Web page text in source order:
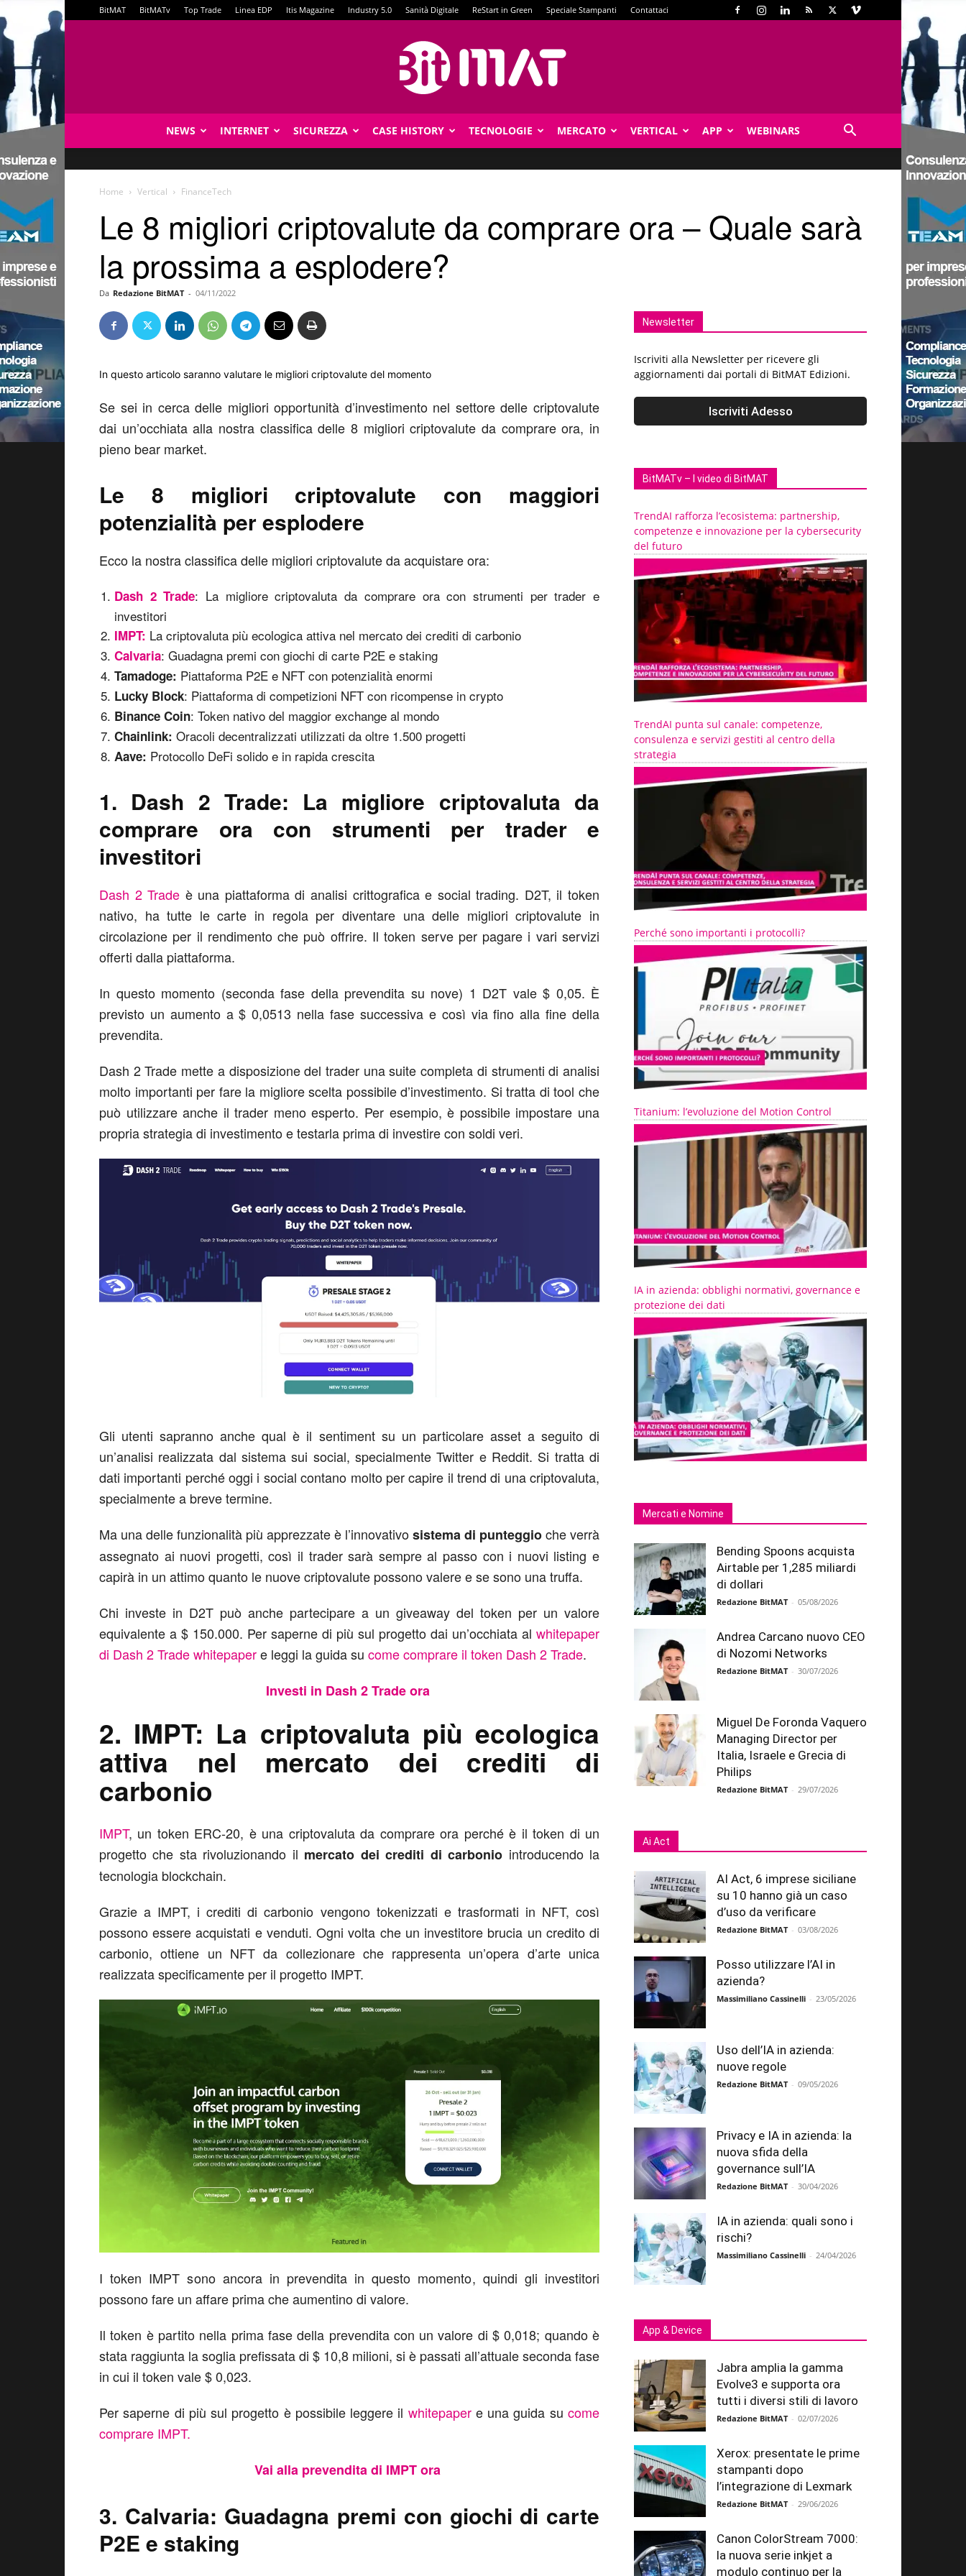
BitMAT BitMATv Top Trade Linea EDP Itis Magazine Industry 5.0 Sanità Digitale ReStart in Green Speciale Stampanti Contattaci
NEWS INTERNET SICUREZZA CASE HISTORY TECNOLOGIE MERCATO VERTICAL APP WEBINARS
Home Vertical FinanceTech
Le 8 migliori criptovalute da comprare ora – Quale sarà
la prossima a esplodere?
Da Redazione BitMAT - 04/11/2022
In questo articolo saranno valutare le migliori criptovalute del momento
Se sei in cerca delle migliori opportunità d’investimento nel settore delle criptovalute
dai un’occhiata alla nostra classifica delle 8 migliori criptovalute da comprare ora, in
pieno bear market.
Le 8 migliori criptovalute con maggiori
potenzialità per esplodere
Ecco la nostra classifica delle migliori criptovalute da acquistare ora:
Dash 2 Trade: La migliore criptovaluta da comprare ora con strumenti per trader e
investitori
IMPT: La criptovaluta più ecologica attiva nel mercato dei crediti di carbonio
Calvaria: Guadagna premi con giochi di carte P2E e staking
Tamadoge: Piattaforma P2E e NFT con potenzialità enormi
Lucky Block: Piattaforma di competizioni NFT con ricompense in crypto
Binance Coin: Token nativo del maggior exchange al mondo
Chainlink: Oracoli decentralizzati utilizzati da oltre 1.500 progetti
Aave: Protocollo DeFi solido e in rapida crescita
1. Dash 2 Trade: La migliore criptovaluta da
comprare ora con strumenti per trader e
investitori
Dash 2 Trade è una piattaforma di analisi crittografica e social trading. D2T, il token
nativo, ha tutte le carte in regola per diventare una delle migliori criptovalute in
circolazione per il rendimento che può offrire. Il token serve per pagare i vari servizi
offerti dalla piattaforma.
In questo momento (seconda fase della prevendita su nove) 1 D2T vale $ 0,05. È
previsto un aumento a $ 0,0513 nella fase successiva e così via fino alla fine della
prevendita.
Dash 2 Trade mette a disposizione del trader una suite completa di strumenti di analisi
molto importanti per fare la migliore scelta possibile d’investimento. Si tratta di tool che
può utilizzare anche il trader meno esperto. Per esempio, è possibile impostare una
propria strategia di investimento e testarla prima di investire con soldi veri.
Gli utenti sapranno anche qual è il sentiment su un particolare asset a seguito di
un’analisi realizzata dal sistema sui social, specialmente Twitter e Reddit. Si tratta di
dati importanti perché oggi i social contano molto per capire il trend di una criptovaluta,
specialmente a breve termine.
Ma una delle funzionalità più apprezzate è l’innovativosistema di punteggioche verrà
assegnato ai nuovi progetti, così il trader sarà sempre al passo con i nuovi listing e
capirà in un attimo quanto le nuove criptovalute possono valere e se sono una truffa.
Chi investe in D2T può anche partecipare a un giveaway del token per un valore
equivalente a $ 150.000. Per saperne di più sul progetto dai un’occhiata al whitepaper
di Dash 2 Trade whitepapere leggi la guida su come comprare il token Dash 2 Trade.
Investi in Dash 2 Trade ora
2. IMPT: La criptovaluta più ecologica
attiva nel mercato dei crediti di
carbonio
IMPT, un token ERC-20, è una criptovaluta da comprare ora perché è il token di un
progetto che sta rivoluzionando il mercato dei crediti di carbonio introducendo la
tecnologia blockchain.
Grazie a IMPT, i crediti di carbonio vengono tokenizzati e trasformati in NFT, così
possono essere acquistati e venduti. Ogni volta che un investitore brucia un credito di
carbonio, ottiene un NFT da collezionare che rappresenta un’opera d’arte unica
realizzata specificamente per il progetto IMPT.
I token IMPT sono ancora in prevendita in questo momento, quindi gli investitori
possono fare un affare prima che aumentino di valore.
Il token è partito nella prima fase della prevendita con un valore di $ 0,018; quando è
stata raggiunta la soglia prefissata di $ 10,8 milioni, si è passati all’attuale seconda fase
in cui il token vale $ 0,023.
Per saperne di più sul progetto è possibile leggere il whitepapere una guida sucome
comprare IMPT.
Vai alla prevendita di IMPT ora
3. Calvaria: Guadagna premi con giochi di carte
P2E e staking
Newsletter
Iscriviti alla Newsletter per ricevere gli
aggiornamenti dai portali di BitMAT Edizioni.
BitMATv – I video di BitMAT
TrendAI rafforza l’ecosistema: partnership,
competenze e innovazione per la cybersecurity
del futuro
TrendAI punta sul canale: competenze,
consulenza e servizi gestiti al centro della
strategia
Perché sono importanti i protocolli?
Titanium: l’evoluzione del Motion Control
IA in azienda: obblighi normativi, governance e
protezione dei dati
Mercati e Nomine
Bending Spoons acquista
Airtable per 1,285 miliardi
di dollari
Redazione BitMAT - 05/08/2026
Andrea Carcano nuovo CEO
di Nozomi Networks
Redazione BitMAT - 30/07/2026
Miguel De Foronda Vaquero
Managing Director per
Italia, Israele e Grecia di
Philips
Redazione BitMAT - 29/07/2026
Ai Act
AI Act, 6 imprese siciliane
su 10 hanno già un caso
d’uso da verificare
Redazione BitMAT - 03/08/2026
Posso utilizzare l’AI in
azienda?
Massimiliano Cassinelli - 23/05/2026
Uso dell’IA in azienda:
nuove regole
Redazione BitMAT - 09/05/2026
Privacy e IA in azienda: la
nuova sfida della
governance sull’IA
Redazione BitMAT - 30/04/2026
IA in azienda: quali sono i
rischi?
Massimiliano Cassinelli - 24/04/2026
App & Device
Jabra amplia la gamma
Evolve3 e supporta ora
tutti i diversi stili di lavoro
Redazione BitMAT - 02/07/2026
Xerox: presentate le prime
stampanti dopo
l’integrazione di Lexmark
Redazione BitMAT - 29/06/2026
Canon ColorStream 7000:
la nuova serie inkjet a
modulo continuo per la